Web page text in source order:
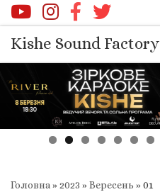
Перейти до вмісту
Kishe Sound Factory
Головна»2023 »Вересень »01